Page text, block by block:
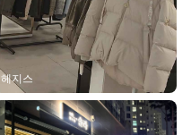
헤지스